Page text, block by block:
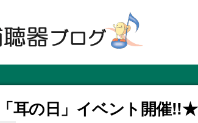
の日」イベント開催!!★